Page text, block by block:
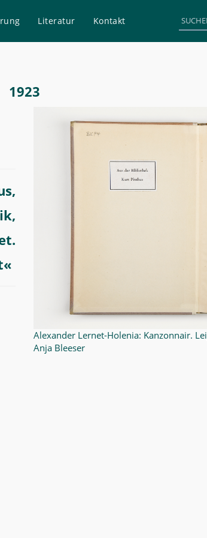
Literatur Kontakt
1923
Alexander Lernet-Holenia: Kanzonnair.
Anja Bleeser